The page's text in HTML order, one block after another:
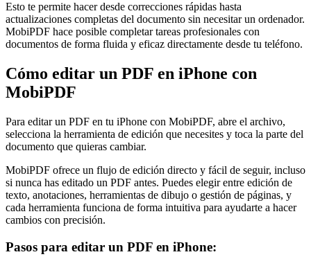
Esto te permite hacer desde correcciones rápidas hasta
actualizaciones completas del documento sin necesitar un ordenador.
MobiPDF hace posible completar tareas profesionales con
documentos de forma fluida y eficaz directamente desde tu teléfono.
Cómo editar un PDF en iPhone con
MobiPDF
Para editar un PDF en tu iPhone con MobiPDF, abre el archivo,
selecciona la herramienta de edición que necesites y toca la parte del
documento que quieras cambiar.
MobiPDF ofrece un flujo de edición directo y fácil de seguir, incluso
si nunca has editado un PDF antes. Puedes elegir entre edición de
texto, anotaciones, herramientas de dibujo o gestión de páginas, y
cada herramienta funciona de forma intuitiva para ayudarte a hacer
cambios con precisión.
Pasos para editar un PDF en iPhone: